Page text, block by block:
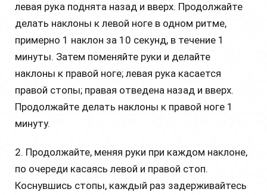
левая рука поднята назад и вверх. Продолжайте
делать наклоны к левой ноге в одном ритме,
примерно 1 наклон за 10 секунд, в течение 1
минуты. Затем поменяйте руки и делайте
наклоны к правой ноге; левая рука касается
правой стопы; правая отведена назад и вверх.
Продолжайте делать наклоны к правой ноге 1
минуту.
2. Продолжайте, меняя руки при каждом наклоне,
по очереди касаясь левой и правой стоп.
Коснувшись стопы, каждый раз задерживайтесь